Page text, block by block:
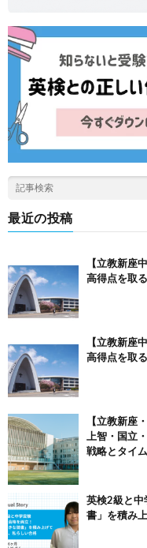
最近の投稿
【立教新座
高得点を取
【立教新座
高得点を取
【立教新座
上智・国立
戦略とタイ
英検2級と中
書」を積み